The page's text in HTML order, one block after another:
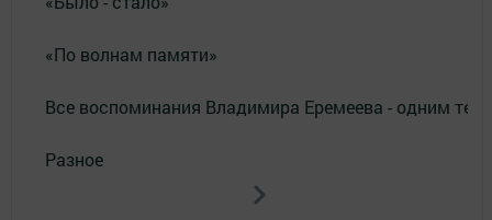
«По волнам памяти»
Все воспоминания Владимира Еремеева - одним
Разное